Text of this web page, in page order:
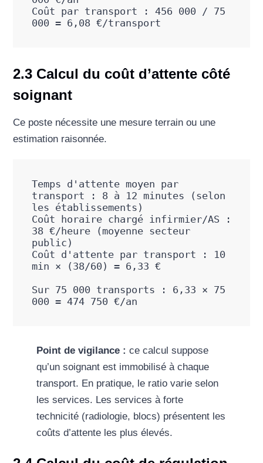
Coût par transport : 456 000 / 75
000 = 6,08 €/transport
2.3 Calcul du coût d’attente côté
soignant
Ce poste nécessite une mesure terrain ou une
estimation raisonnée.
Temps d'attente moyen par
transport : 8 à 12 minutes (selon
les établissements)
Coût horaire chargé infirmier/AS :
38 €/heure (moyenne secteur
public)
Coût d'attente par transport : 10
min × (38/60) = 6,33 €
Sur 75 000 transports : 6,33 × 75
000 = 474 750 €/an
Point de vigilance : ce calcul suppose
qu’un soignant est immobilisé à chaque
transport. En pratique, le ratio varie selon
les services. Les services à forte
technicité (radiologie, blocs) présentent les
coûts d’attente les plus élevés.